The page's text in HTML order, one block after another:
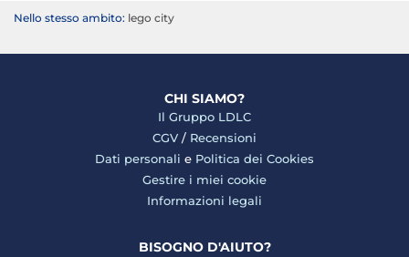
Nello stesso ambito: lego city
CHI SIAMO?
Il Gruppo LDLC
CGV / Recensioni
Dati personali e Politica dei Cookies
Gestire i miei cookie
Informazioni legali
BISOGNO D'AIUTO?